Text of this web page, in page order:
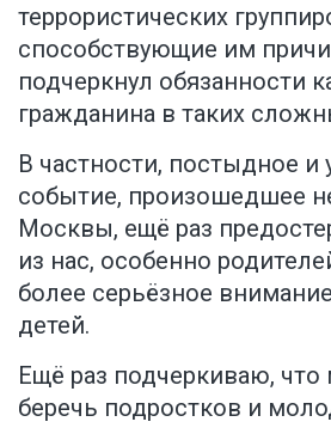
террористических
способствующие им
подчеркнул обязанности
гражданина в таких
В частности, постыдное и
событие, произошедшее
Москвы, ещё раз
из нас, особенно
более серьёзное
детей.
Ещё раз подчеркиваю,
беречь подростков и